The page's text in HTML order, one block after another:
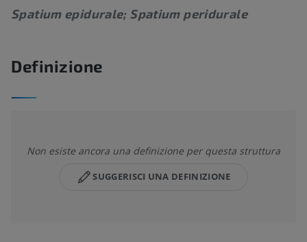
Spatium epidurale; Spatium peridurale
Definizione
Non esiste ancora una definizione per questa struttura
SUGGERISCI UNA DEFINIZIONE